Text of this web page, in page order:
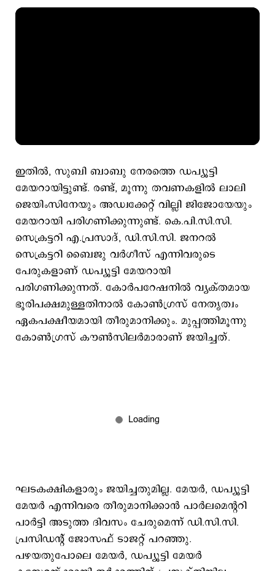
ഇതില്‍, സുബി ബാബു നേരത്തെ ഡപ്യൂട്ടി
മേയറായിട്ടുണ്ട്. രണ്ട്, മൂന്നു തവണകളില്‍ ലാലി
ജെയിംസിനേയും അഡ്വക്കേറ്റ് വില്ലി ജിജോയേയും
മേയറായി പരിഗണിക്കുന്നുണ്ട്. കെ.പി.സി.സി.
സെക്രട്ടറി എ.പ്രസാദ്, ഡി.സി.സി. ജനറല്‍
സെക്രട്ടറി ബൈജു വര്‍ഗീസ് എന്നിവരുടെ
പേരുകളാണ് ഡപ്യൂട്ടി മേയറായി
പരിഗണിക്കുന്നത്. കോര്‍പറേഷനില്‍ വ്യക്തമായ
ഭൂരിപക്ഷമുള്ളതിനാല്‍ കോണ്‍ഗ്രസ് നേതൃത്വം
ഏകപക്ഷീയമായി തീരുമാനിക്കും. മുപ്പത്തിമൂന്നു
കോണ്‍ഗ്രസ് കൗണ്‍സിലര്‍മാരാണ് ജയിച്ചത്.
ഘടകക്ഷികളാരും ജയിച്ചതുമില്ല. മേയര്‍, ഡപ്യൂട്ടി
മേയര്‍ എന്നിവരെ തീരുമാനിക്കാന്‍ പാര്‍ലമെന്‍ററി
പാര്‍ട്ടി അടുത്ത ദിവസം ചേരുമെന്ന് ഡി.സി.സി.
പ്രസിഡന്‍റ് ജോസഫ് ടാജറ്റ് പറ‍ഞ്ഞു.
പഴയതുപോലെ മേയര്‍, ഡപ്യൂട്ടി മേയര്‍